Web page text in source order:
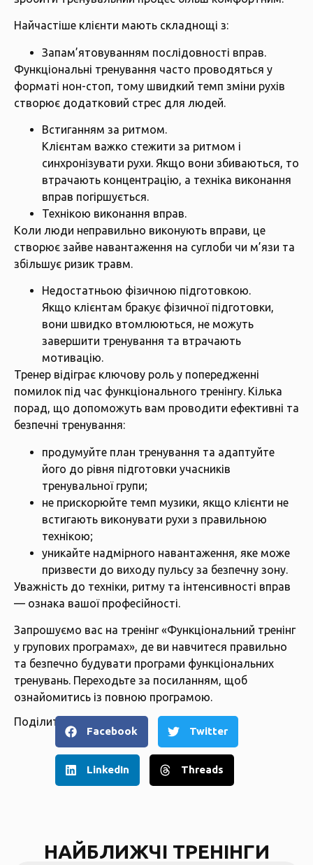
Найчастіше клієнти мають складнощі з:
Запам’ятовуванням послідовності вправ.
Функціональні тренування часто проводяться у
форматі нон-стоп, тому швидкий темп зміни рухів
створює додатковий стрес для людей.
Встиганням за ритмом.
Клієнтам важко стежити за ритмом і
синхронізувати рухи. Якщо вони збиваються, то
втрачають концентрацію, а техніка виконання
вправ погіршується.
Технікою виконання вправ.
Коли люди неправильно виконують вправи, це
створює зайве навантаження на суглоби чи м’язи та
збільшує ризик травм.
Недостатньою фізичною підготовкою.
Якщо клієнтам бракує фізичної підготовки,
вони швидко втомлюються, не можуть
завершити тренування та втрачають
мотивацію.
Тренер відіграє ключову роль у попередженні
помилок під час функціонального тренінгу. Кілька
порад, що допоможуть вам проводити ефективні та
безпечні тренування:
продумуйте план тренування та адаптуйте
його до рівня підготовки учасників
тренувальної групи;
не прискорюйте темп музики, якщо клієнти не
встигають виконувати рухи з правильною
технікою;
уникайте надмірного навантаження, яке може
призвести до виходу пульсу за безпечну зону.
Уважність до техніки, ритму та інтенсивності вправ
— ознака вашої професійності.
Запрошуємо вас на тренінг «Функціональний тренінг
у групових програмах», де ви навчитеся правильно
та безпечно будувати програми функціональних
тренувань. Переходьте за посиланням, щоб
ознайомитись із повною програмою.
Поділитися
Facebook Twitter
LinkedIn Threads
НАЙБЛИЖЧІ ТРЕНІНГИ